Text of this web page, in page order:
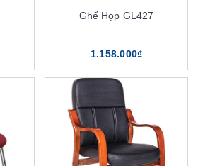
Ghế Họp GL427
1.158.000₫